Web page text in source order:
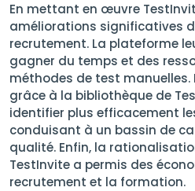
En mettant en œuvre
améliorations significatives
recrutement. La plateforme
gagner du temps et des
méthodes de test
grâce à la bibliothèque de
identifier plus efficacement
conduisant à un bassin de
qualité. Enfin, la
TestInvite a permis des
recrutement et la formation.